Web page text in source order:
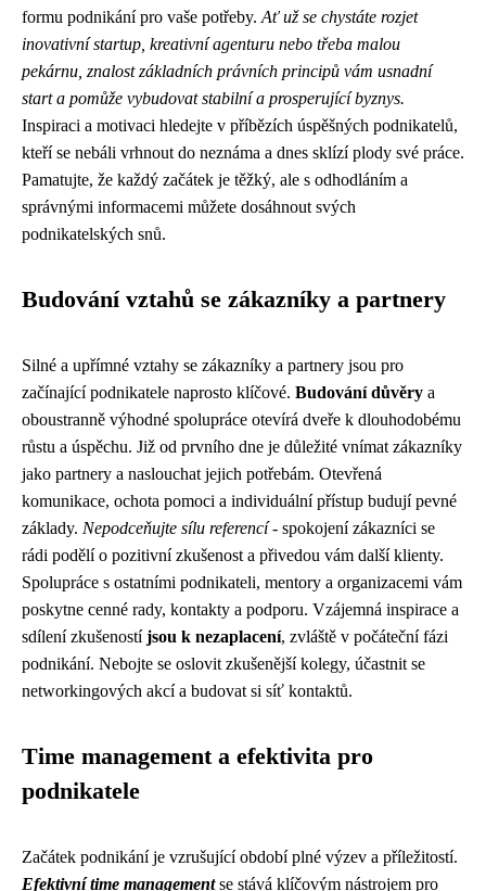
formu podnikání pro vaše potřeby. Ať už se chystáte rozjet
inovativní startup, kreativní agenturu nebo třeba malou
pekárnu, znalost základních právních principů vám usnadní
start a pomůže vybudovat stabilní a prosperující byznys.
Inspiraci a motivaci hledejte v příbězích úspěšných podnikatelů,
kteří se nebáli vrhnout do neznáma a dnes sklízí plody své práce.
Pamatujte, že každý začátek je těžký, ale s odhodláním a
správnými informacemi můžete dosáhnout svých
podnikatelských snů.
Budování vztahů se zákazníky a partnery
Silné a upřímné vztahy se zákazníky a partnery jsou pro
začínající podnikatele naprosto klíčové. Budování důvěry a
oboustranně výhodné spolupráce otevírá dveře k dlouhodobému
růstu a úspěchu. Již od prvního dne je důležité vnímat zákazníky
jako partnery a naslouchat jejich potřebám. Otevřená
komunikace, ochota pomoci a individuální přístup budují pevné
základy. Nepodceňujte sílu referencí- spokojení zákazníci se
rádi podělí o pozitivní zkušenost a přivedou vám další klienty.
Spolupráce s ostatními podnikateli, mentory a organizacemi vám
poskytne cenné rady, kontakty a podporu. Vzájemná inspirace a
sdílení zkušenostíjsou k nezaplacení, zvláště v počáteční fázi
podnikání. Nebojte se oslovit zkušenější kolegy, účastnit se
networkingových akcí a budovat si síť kontaktů.
Time management a efektivita pro
podnikatele
Začátek podnikání je vzrušující období plné výzev a příležitostí.
Efektivní time managementse stává klíčovým nástrojem pro